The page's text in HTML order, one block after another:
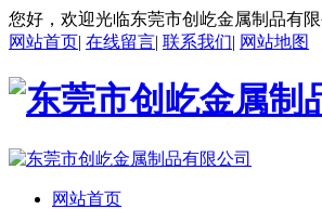
您好，欢迎光临东莞市创屹金属制品有限
网站首页| 在线留言| 联系我们| 网站地图
网站首页